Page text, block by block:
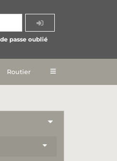
passe oublié
Routier